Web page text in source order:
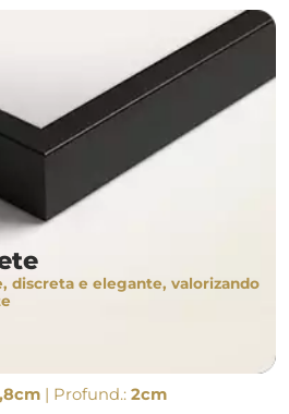
discreta e elegante, valorizando
| Profund.: 2cm